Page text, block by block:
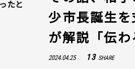
たと
少市長誕生を
が解説「伝
2024.04.25 13 SHARE